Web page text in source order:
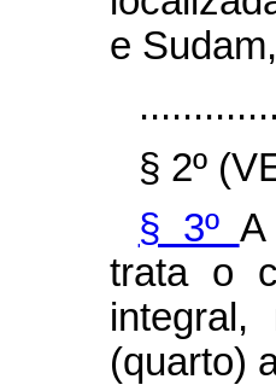
e
§ 2º
§ 3º
trata o
(quarto)